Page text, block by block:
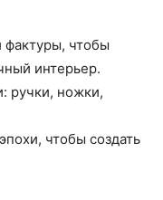
фактуры, чтобы
интерьер.
ручки, ножки,
чтобы создать